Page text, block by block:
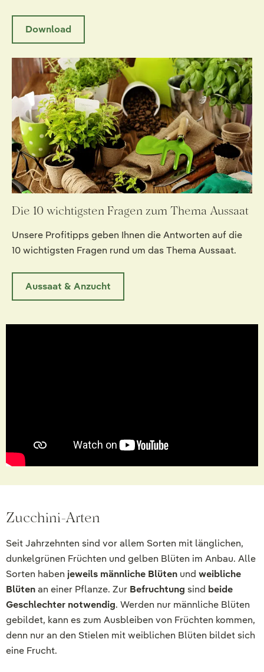
Download
Die 10 wichtigsten Fragen zum Thema Aussaat
Unsere Profitipps geben Ihnen die Antworten auf die
10 wichtigsten Fragen rund um das Thema Aussaat.
Aussaat & Anzucht
Zucchini-Arten
Seit Jahrzehnten sind vor allem Sorten mit länglichen,
dunkelgrünen Früchten und gelben Blüten im Anbau. Alle
Sorten haben jeweils männliche Blüten und weibliche
Blütenan einer Pflanze. Zur Befruchtung sind beide
Geschlechter notwendig. Werden nur männliche Blüten
gebildet, kann es zum Ausbleiben von Früchten kommen,
denn nur an den Stielen mit weiblichen Blüten bildet sich
eine Frucht.